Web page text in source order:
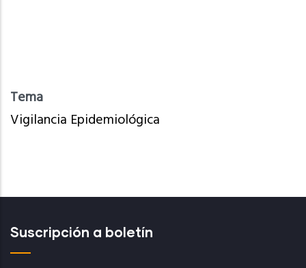
Tema
Vigilancia Epidemiológica
Suscripción a boletín